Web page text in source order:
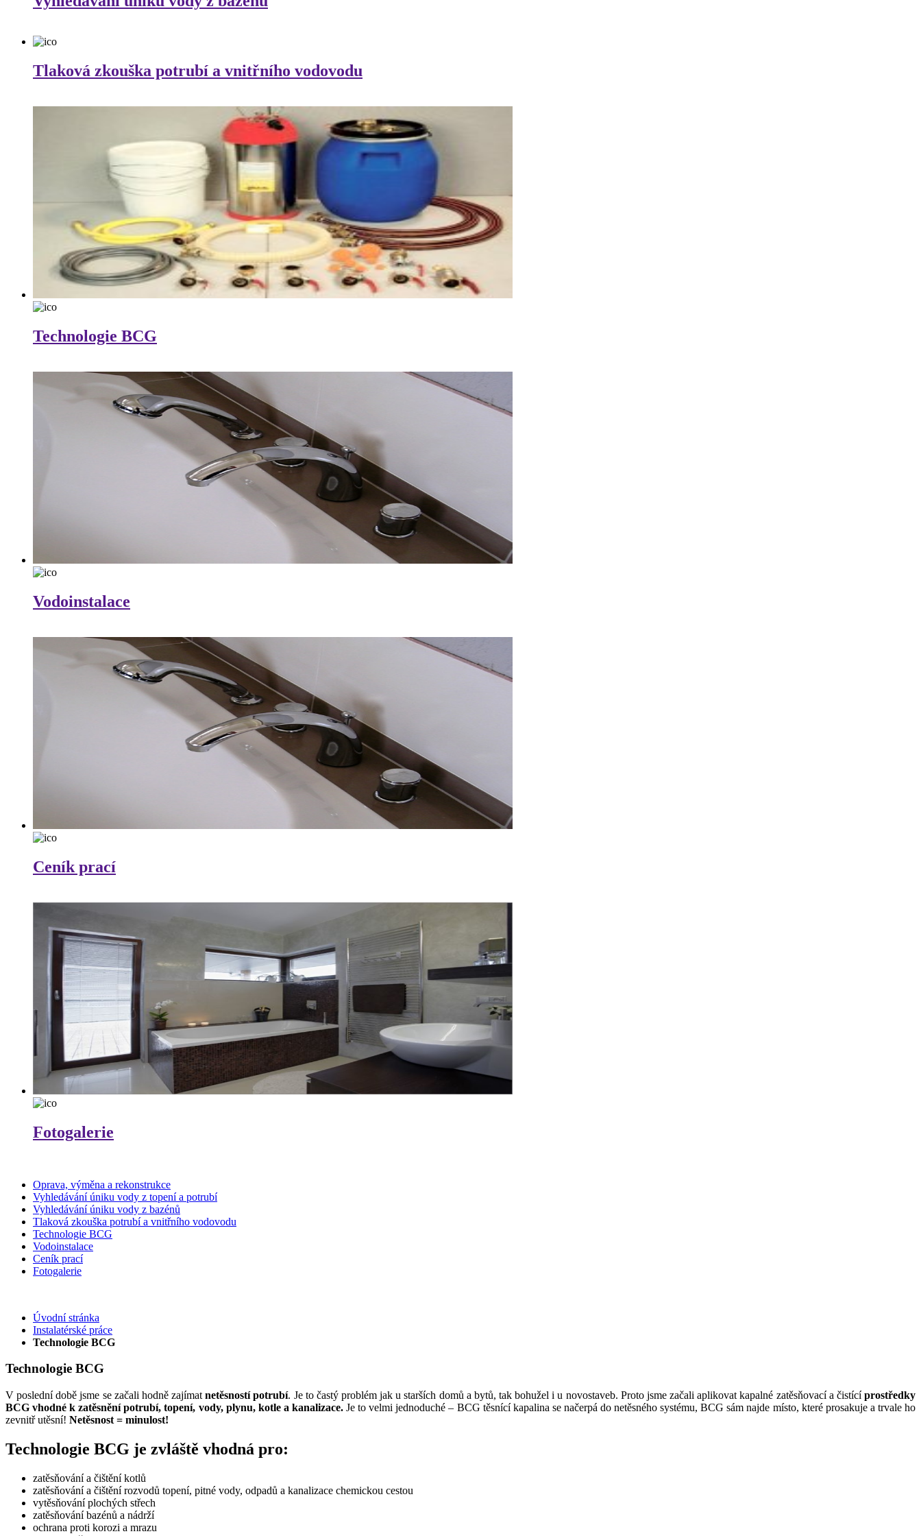
Tlaková zkouška potrubí a vnitřního vodovodu
Technologie BCG
Vodoinstalace
Ceník prací
Fotogalerie
Oprava, výměna a rekonstrukce
Vyhledávání úniku vody z topení a potrubí
Vyhledávání úniku vody z bazénů
Tlaková zkouška potrubí a vnitřního vodovodu
Technologie BCG
Vodoinstalace
Ceník prací
Fotogalerie
Úvodní stránka
Instalatérské práce
Technologie BCG
Technologie BCG
V poslední době jsme se začali hodně zajímatnetěsností potrubí. Je to častý problém jak u starších domů a bytů, tak bohužel i u novostaveb. Proto jsme začali aplikovat kapalné zatěsňovací a čistícíprostředky
BCG vhodné k zatěsnění potrubí, topení, vody, plynu, kotle a kanalizace.Je to velmi jednoduché – BCG těsnící kapalina se načerpá do netěsného systému, BCG sám najde místo, které prosakuje a trvale ho
zevnitř utěsní! Netěsnost = minulost!
Technologie BCG je zvláště vhodná pro:
zatěsňování a čištění kotlů
zatěsňování a čištění rozvodů topení, pitné vody, odpadů a kanalizace chemickou cestou
vytěsňování plochých střech
zatěsňování bazénů a nádrží
ochrana proti korozi a mrazu